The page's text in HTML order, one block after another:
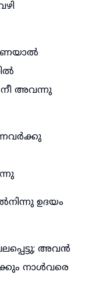
നീ അവന്നു
ഉദയം
അവൻ
നാൾവരെ